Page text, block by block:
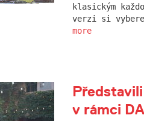
klasickým
verzi si
more
v rámci